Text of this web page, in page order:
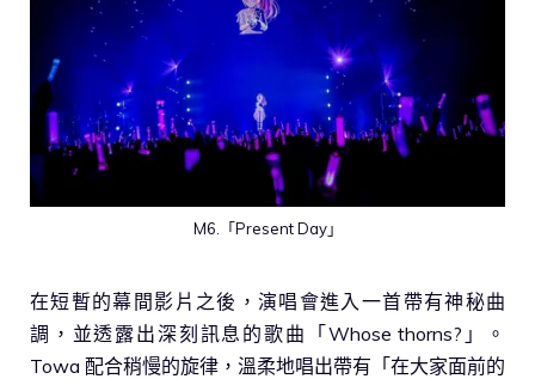
M6.「Present Day」
在短暫的幕間影片之後，演唱會進入一首帶有神秘曲
調，並透露出深刻訊息的歌曲「Whose thorns?」。
Towa 配合稍慢的旋律，溫柔地唱出帶有「在大家面前的